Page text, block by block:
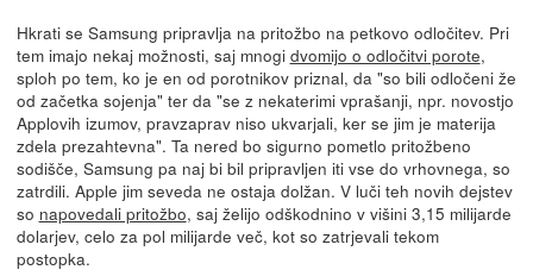
Hkrati se Samsung pripravlja na pritožbo na petkovo odločitev. Pri
tem imajo nekaj možnosti, saj mnogi dvomijo o odločitvi porote,
sploh po tem, ko je en od porotnikov priznal, da "so bili odločeni že
od začetka sojenja" ter da "se z nekaterimi vprašanji, npr. novostjo
Applovih izumov, pravzaprav niso ukvarjali, ker se jim je materija
zdela prezahtevna". Ta nered bo sigurno pometlo pritožbeno
sodišče, Samsung pa naj bi bil pripravljen iti vse do vrhovnega, so
zatrdili. Apple jim seveda ne ostaja dolžan. V luči teh novih dejstev
so napovedali pritožbo, saj želijo odškodnino v višini 3,15 milijarde
dolarjev, celo za pol milijarde več, kot so zatrjevali tekom
postopka.